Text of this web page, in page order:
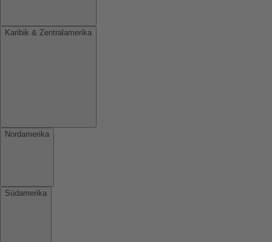
Karibik & Zentralamerika
Nordamerika
Südamerika